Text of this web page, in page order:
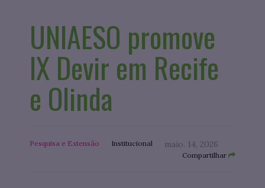
UNIAESO promove
IX Devir em Recife
e Olinda
Pesquisa e Extensão Institucional maio. 14, 2026
Compartilhar